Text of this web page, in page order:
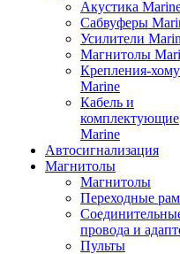
Акустика
Сабвуферы
Усилители
Магнитолы
Крепления-
Marine
Кабель и
комплектующие
Marine
Автосигнализация
Магнитолы
Магнитолы
Переходные
провода и
Пульты